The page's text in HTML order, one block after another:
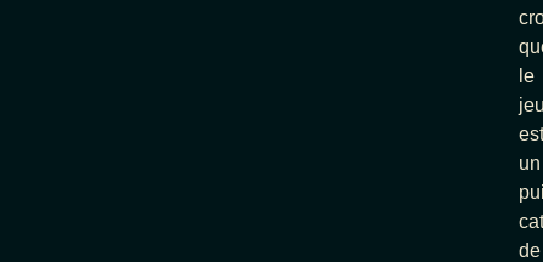
le
est
un
de